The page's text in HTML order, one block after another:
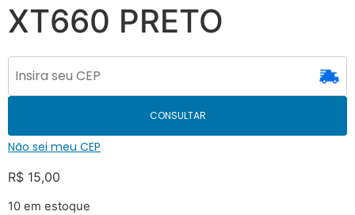
XT660 PRETO
CONSULTAR
Não sei meu CEP
R$ 15,00
10 em estoque